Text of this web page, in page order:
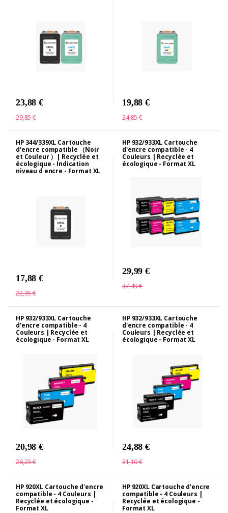
23,88 €
29,85 €
19,88 €
24,85 €
HP 344/339XL Cartouche
d'encre compatible （Noir
et Couleur ）| Recyclée et
écologique - Indication
niveau d encre - Format XL
17,88 €
22,35 €
HP 932/933XL Cartouche
d'encre compatible - 4
Couleurs | Recyclée et
écologique - Format XL
29,99 €
37,49 €
HP 932/933XL Cartouche
d'encre compatible - 4
Couleurs | Recyclée et
écologique - Format XL
20,98 €
26,23 €
HP 932/933XL Cartouche
d'encre compatible - 4
Couleurs | Recyclée et
écologique - Format XL
24,88 €
31,10 €
HP 920XL Cartouche d'encre
compatible - 4 Couleurs |
Recyclée et écologique -
Format XL
HP 920XL Cartouche d'encre
compatible - 4 Couleurs |
Recyclée et écologique -
Format XL